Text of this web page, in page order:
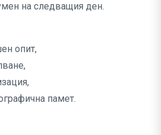
на следващия ден.
опит,
памет.